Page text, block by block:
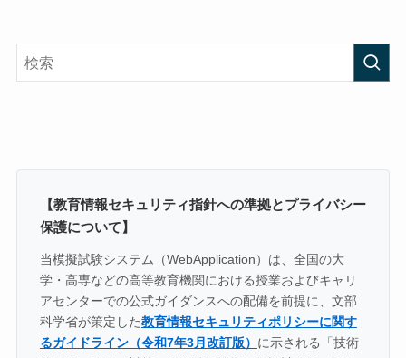
【教育情報セキュリティ指針への準拠とプライバシー
保護について】
当模擬試験システム（WebApplication）は、全国の大
学・高専などの高等教育機関における授業およびキャリ
アセンターでの公式ガイダンスへの配備を前提に、文部
科学省が策定した教育情報セキュリティポリシーに関す
るガイドライン（令和7年3月改訂版） に示される「技術